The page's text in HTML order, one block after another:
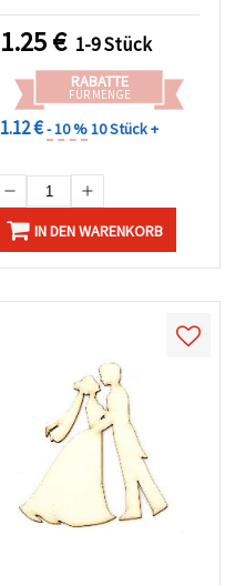
1.25€ 1-9 Stück
RABATTE
FÜR MENGE
1.12 €- 10 %10 Stück +
IN DEN WARENKORB